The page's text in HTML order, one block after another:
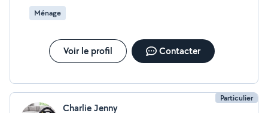
soi après son passage est un vrai plaisir. C’est une personne de
confiance, précieuse au quotidien, que je recommande les
Ménage
Voir le profil Contacter
Particulier
Charlie Jenny